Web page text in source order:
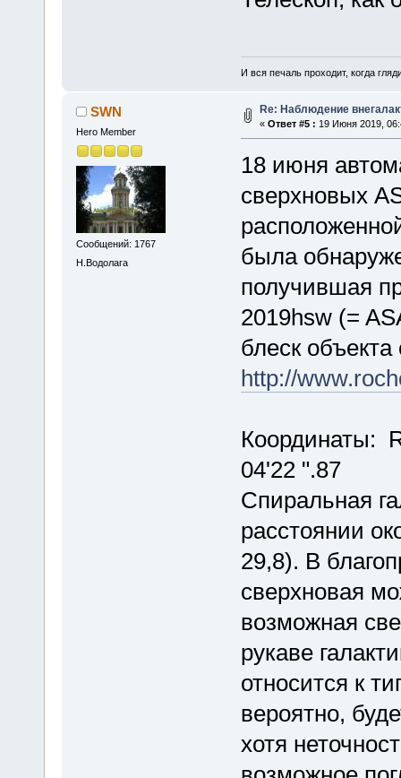
И вся печаль проходит, когда
SWN
Hero Member
Сообщений: 1767
Н.Водолага
Re: Наблюдение
« Ответ #5 : 19 Июня 2019,
18 июня
сверхновых
была
получившая
2019hsw (=
блеск
http://
Координаты:
04'22 ".87
Спиральная
расстоянии
29,8). В
сверхновая
возможная
рукаве
относится к
вероятно,
хотя